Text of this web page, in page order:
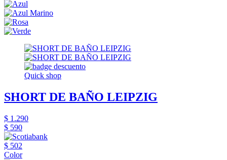
Quick shop
SHORT DE BAÑO LEIPZIG
$ 1.290
$ 590
$ 502
Color